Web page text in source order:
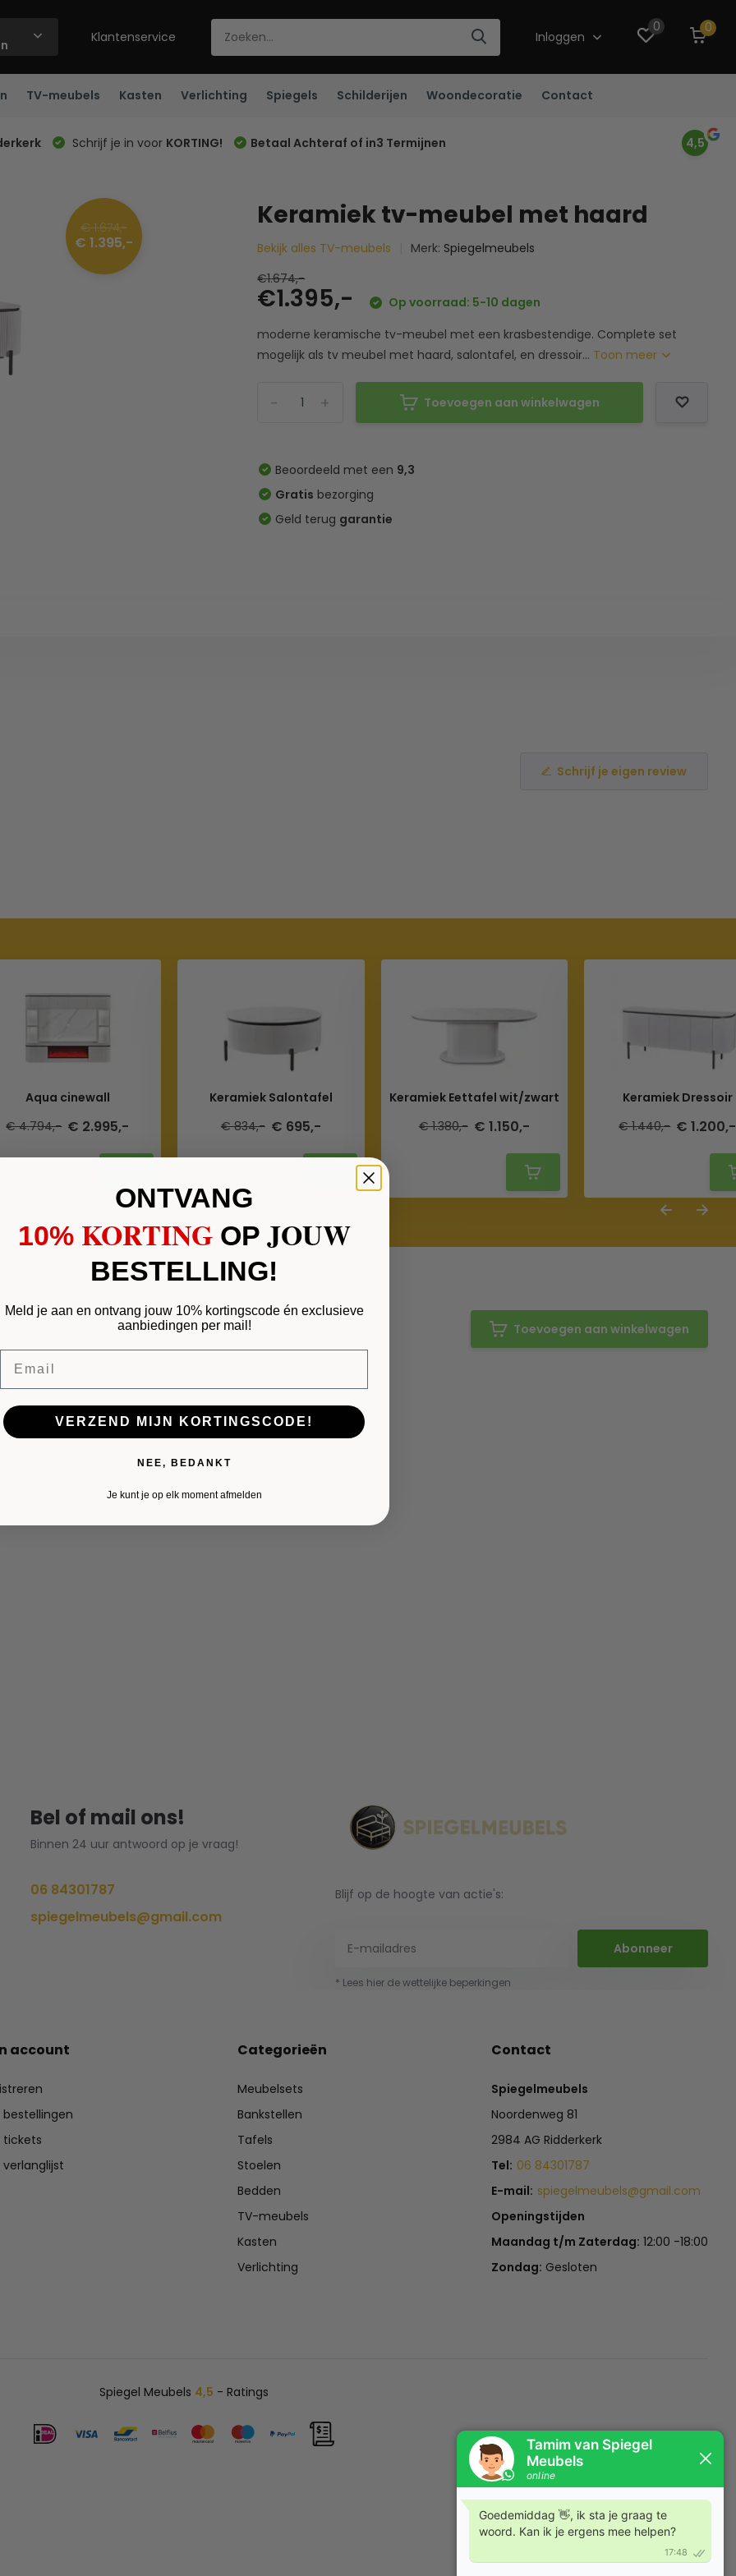
Klantenservice Inloggen
0 0
TV-meubels Kasten Verlichting Spiegels Schilderijen Woondecoratie Contact
Schrijf je in voor KORTING! Betaal Achteraf of in3 Termijnen 4,5
€ 1.674,-
€ 1.395,-
Keramiek tv-meubel met haard
Bekijk alles TV-meubels Merk: Spiegelmeubels
€1.674,-
€1.395,-
Op voorraad: 5-10 dagen
moderne keramische tv-meubel met een krasbestendige. Complete set
mogelijk als tv meubel met haard, salontafel, en dressoir... Toon meer
+
- Toevoegen aan winkelwagen
Beoordeeld met een 9,3
Gratis bezorging
Geld terug garantie
Schrijf je eigen review
Aqua cinewall
€ 4.794,- € 2.995,-
Keramiek Salontafel
€ 834,- € 695,-
Keramiek Eettafel wit/zwart
€ 1.380,- € 1.150,-
Keramiek Dressoir
€ 1.440,- € 1.200,-
tv-meubel met haard
5-10 dagen
Toevoegen aan winkelwagen
Bel of mail ons!
Binnen 24 uur antwoord op je vraag!
06 84301787
spiegelmeubels@gmail.com
Blijf op de hoogte van actie's:
Abonneer
* Lees hier de wettelijke beperkingen
account
bestellingen
tickets
verlanglijst
Categorieën
Meubelsets
Bankstellen
Tafels
Stoelen
Bedden
TV-meubels
Kasten
Verlichting
Contact
Spiegelmeubels
Noordenweg 81
2984 AG Ridderkerk
Tel: 06 84301787
E-mail: spiegelmeubels@gmail.com
Openingstijden
Maandag t/m Zaterdag: 12:00 -18:00
Zondag: Gesloten
Spiegel Meubels 4,5 - Ratings
ONTVANG
10%​ KORTING OP JOUW
BESTELLING!
Meld je aan en ontvang jouw 10% kortingscode én exclusieve
aanbiedingen per mail!
VERZEND MIJN KORTINGSCODE!
NEE, BEDANKT
Je kunt je op elk moment afmelden